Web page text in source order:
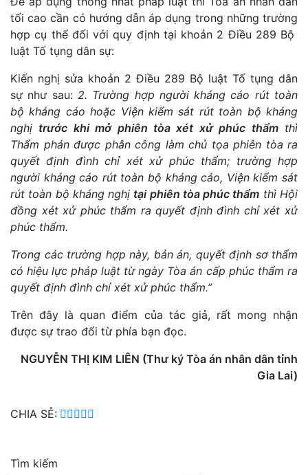
tối cao cần có hướng dẫn áp dụng trong những trường
hợp cụ thể đối với quy định tại khoản 2 Điều 289 Bộ
luật Tố tụng dân sự:
Kiến nghị sửa khoản 2 Điều 289 Bộ luật Tố tụng dân
sự như sau: 2. Trường hợp người kháng cáo rút toàn
bộ kháng cáo hoặc Viện kiểm sát rút toàn bộ kháng
nghị trước khi mở phiên tòa xét xử phúc thẩmthì
Thẩm phán được phân công làm chủ tọa phiên tòa ra
quyết định đình chỉ xét xử phúc thẩm; trường hợp
người kháng cáo rút toàn bộ kháng cáo, Viện kiểm sát
rút toàn bộ kháng nghị tại phiên tòa phúc thẩm thì Hội
đồng xét xử phúc thẩm ra quyết định đình chỉ xét xử
phúc thẩm.
Trong các trường hợp này, bản án, quyết định sơ thẩm
có hiệu lực pháp luật từ ngày Tòa án cấp phúc thẩm ra
quyết định đình chỉ xét xử phúc thẩm.”
Trên đây là quan điểm của tác giả, rất mong nhận
được sự trao đổi từ phía bạn đọc.
NGUYỄN THỊ KIM LIÊN (Thư ký Tòa án nhân dân tỉnh
Gia Lai)
CHIA SẺ:
Tìm kiếm